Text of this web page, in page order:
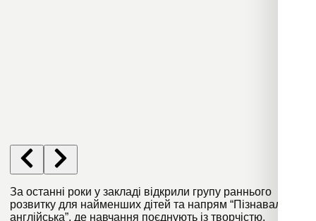
За останні роки у закладі відкрили групу раннього
розвитку для найменших дітей та напрям “Пізнавальна
англійська”, де навчання поєднують із творчістю.